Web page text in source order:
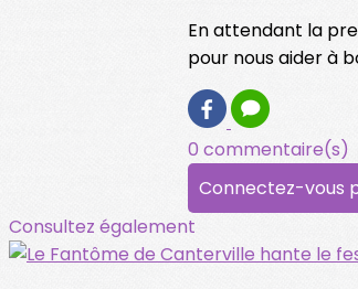
En attendant la
pour nous aider à
0 commentaire(s)
Connectez-vous
Consultez également